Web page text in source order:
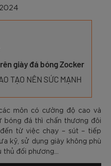
giày đá bóng Zocker
TẠO NÊN SỨC MẠNH
môn có cường độ cao và
bóng đá thì chấn thương đôi
từ việc chạy – sút – tiếp
kỹ, sử dụng giày không phù
đối phương…